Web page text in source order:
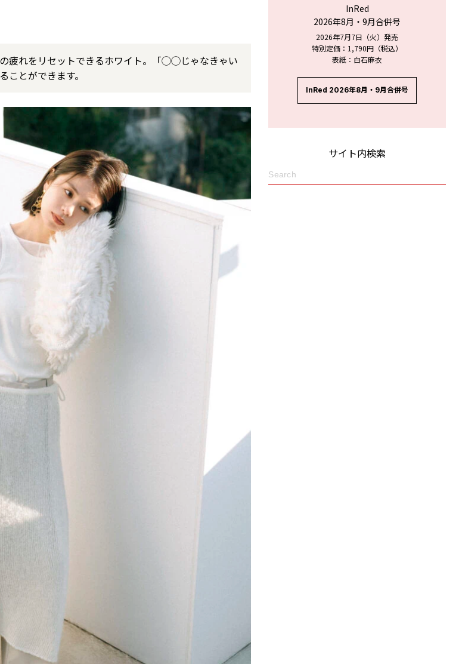
疲れをリセットできるホワイト。「◯◯じゃなきゃい
とができます。
InRed
2026年8月・9月合併号
2026年7月7日（火）発売
特別定価：1,790円（税込）
表紙：白石麻衣
InRed 2026年8月・9月合併号
サイト内検索